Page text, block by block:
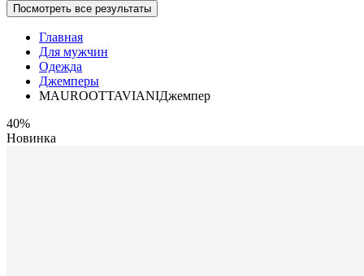
Посмотреть все результаты
Главная
Для мужчин
Одежда
Джемперы
MAUROOTTAVIANIДжемпер
40%
Новинка